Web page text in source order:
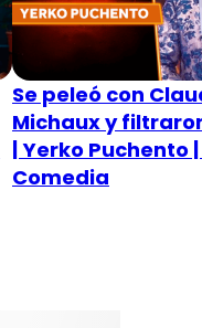
Se peleó con
Michaux y
| Yerko Puchento
Comedia